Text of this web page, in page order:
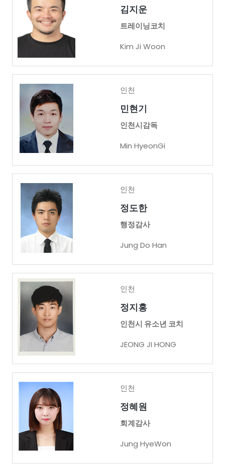
김지운
트레이닝코치
Kim Ji Woon
인천
민현기
인천시감독
Min HyeonGi
인천
정도한
행정감사
Jung Do Han
인천
정지홍
인천시 유소년 코치
JEONG JI HONG
인천
정혜원
회계감사
Jung HyeWon